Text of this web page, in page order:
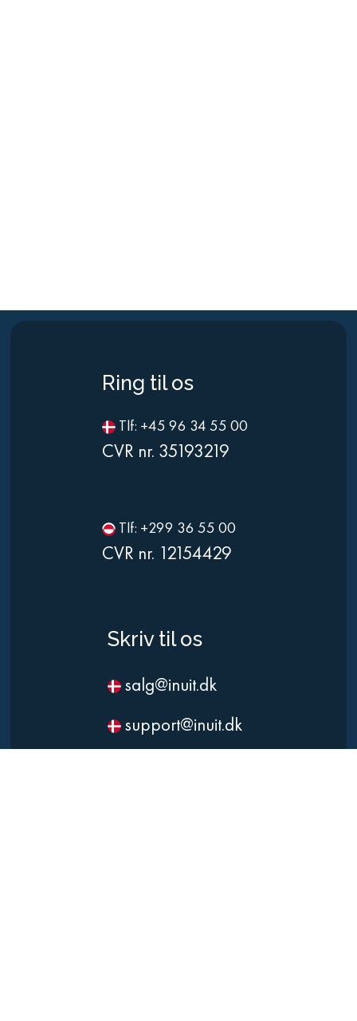
Ring til os
Tlf: +45 96 34 55 00
CVR nr. 35193219
Tlf: +299 36 55 00
CVR nr. 12154429
Skriv til os
salg@inuit.dk
support@inuit.dk